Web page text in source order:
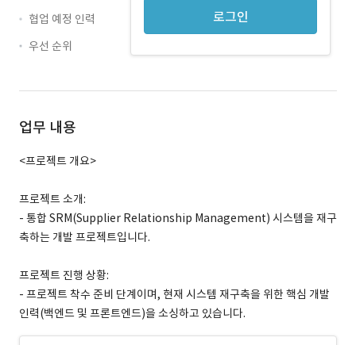
로그인
협업 예정 인력
우선 순위
업무 내용
<프로젝트 개요>
프로젝트 소개:
- 통합 SRM(Supplier Relationship Management) 시스템을 재구
축하는 개발 프로젝트입니다.
프로젝트 진행 상황:
- 프로젝트 착수 준비 단계이며, 현재 시스템 재구축을 위한 핵심 개발
인력(백엔드 및 프론트엔드)을 소싱하고 있습니다.